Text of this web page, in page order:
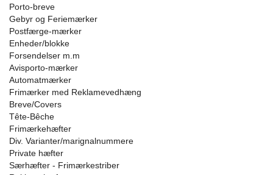
Porto-breve
Gebyr og Feriemærker
Postfærge-mærker
Enheder/blokke
Forsendelser m.m
Avisporto-mærker
Automatmærker
Frimærker med Reklamevedhæng
Breve/Covers
Tête-Bêche
Frimærkehæfter
Div. Varianter/marignalnummere
Private hæfter
Særhæfter - Frimærkestriber